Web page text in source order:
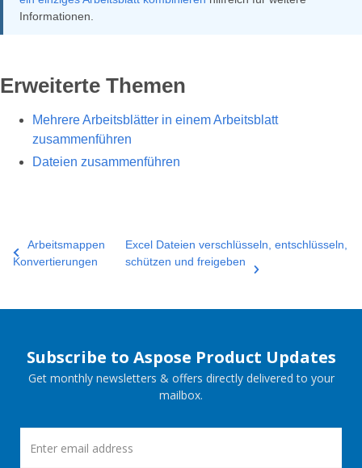
Informationen.
Erweiterte Themen
Mehrere Arbeitsblätter in einem Arbeitsblatt
zusammenführen
Dateien zusammenführen
Arbeitsmappen
Konvertierungen
Excel Dateien verschlüsseln, entschlüsseln,
schützen und freigeben
Subscribe to Aspose Product Updates
Get monthly newsletters & offers directly delivered to your
mailbox.